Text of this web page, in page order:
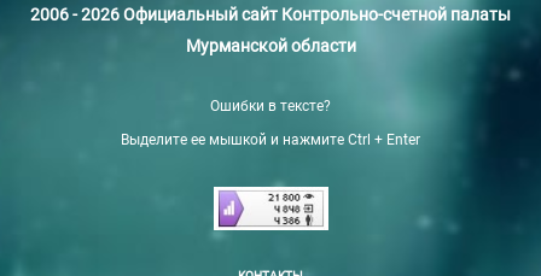
2006 - 2026 Официальный сайт Контрольно-счетной палаты
Мурманской области
Ошибки в тексте?
Выделите ее мышкой и нажмите Ctrl + Enter